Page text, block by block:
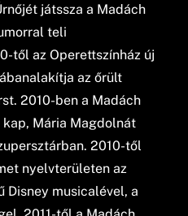
játssza a Madách
teli
től az Operettszínház új
az őrült
2010-ben a Madách
Mária Magdolnát
2010-től
nyelvterületen az
Disney musicalével, a